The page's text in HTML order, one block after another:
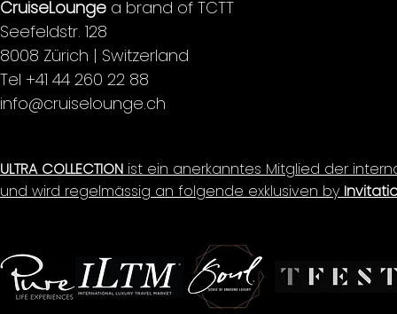
CruiseLounge a brand of TCTT
Seefeldstr. 128
8008 Zürich | Switzerland
Tel +41 44 260 22 88
info@cruiselounge.ch
ULTRA COLLECTION ist ein anerkanntes Mitglied der
und wird regelmässig an folgende exklusiven by